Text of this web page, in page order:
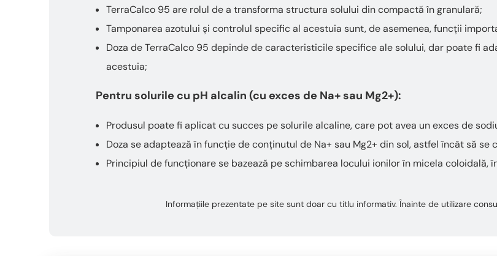
TerraCalco 95 are rolul de a transforma structura solului din compactă în granulară;
Tamponarea azotului și controlul specific al acestuia sunt, de asemenea, funcții
Doza de TerraCalco 95 depinde de caracteristicile specifice ale solului, dar poate fi
acestuia;
Pentru solurile cu pH alcalin (cu exces de Na+ sau Mg2+):
Produsul poate fi aplicat cu succes pe solurile alcaline, care pot avea un exces de
Doza se adaptează în funcție de conținutul de Na+ sau Mg2+ din sol, astfel încât să se
Principiul de funcționare se bazează pe schimbarea locului ionilor în micela coloidală,
Informațiile prezentate pe site sunt doar cu titlu informativ. Înainte de utilizare